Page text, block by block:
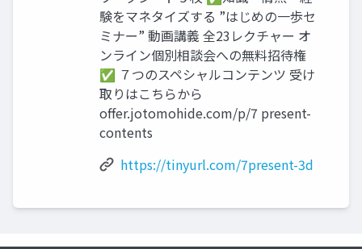
験をマネタイズする ”はじめの一歩セ
ミナー” 動画講義 全23レクチャー オ
ンライン個別相談会への無料招待権
✅ ７つのスペシャルコンテンツ 受け
取りはこちらから
offer.jotomohide.com/p/7 present-
contents
https://tinyurl.com/7present-3d